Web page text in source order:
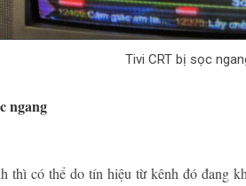
Tivi CRT bị sọc
ngang
thì có thể do tín hiệu từ kênh đó đang